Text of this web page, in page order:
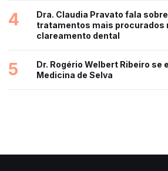
4
Dra. Claudia Pravato fala
tratamentos mais procurados
clareamento dental
5
Dr. Rogério Welbert Ribeiro se
Medicina de Selva